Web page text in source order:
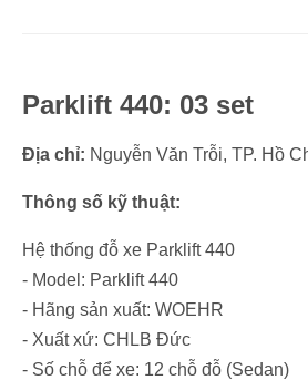
Parklift 440: 03 set
Địa chỉ: Nguyễn Văn Trỗi, TP. Hồ
Thông số kỹ thuật:
Hệ thống đỗ xe Parklift 440
- Model: Parklift 440
- Hãng sản xuất: WOEHR
- Xuất xứ: CHLB Đức
- Số chỗ để xe: 12 chỗ đỗ (Sedan)